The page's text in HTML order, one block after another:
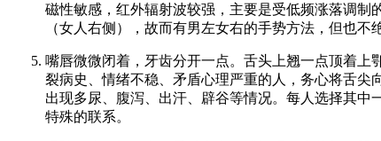
磁性敏感，红外辐射波较强，主要是受低频涨落调
（女人右侧），故而有男左女右的手势方法，但也不
嘴唇微微闭着，牙齿分开一点。舌头上翘一点顶着
裂病史、情绪不稳、矛盾心理严重的人，务心将舌
出现多尿、腹泻、出汗、辟谷等情况。每人选择其
特殊的联系。